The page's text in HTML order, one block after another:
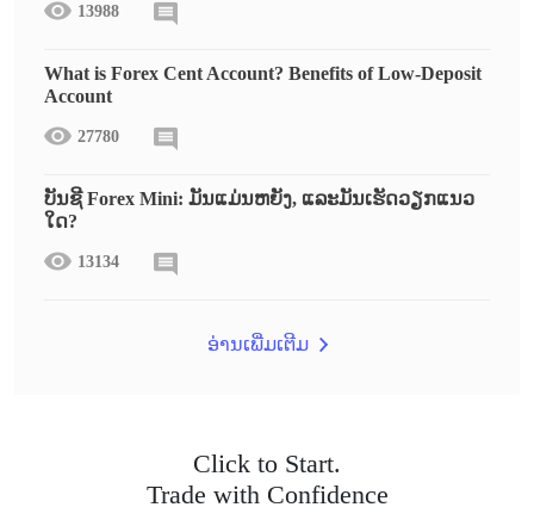
13988
What is Forex Cent Account? Benefits of Low-Deposit
Account
27780
ບັນຊີ Forex Mini: ມັນແມ່ນຫຍັງ, ແລະມັນເຮັດວຽກແນວ
ໃດ?
13134
ອ່ານເພີ່ມເຕີມ
Click to Start.
Trade with Confidence